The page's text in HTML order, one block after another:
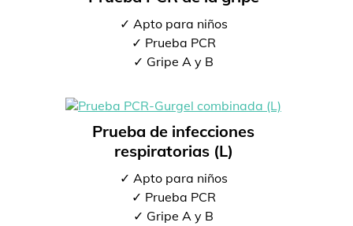
✓ Apto para niños
✓ Prueba PCR
✓ Gripe A y B
Prueba de infecciones
respiratorias (L)
✓ Apto para niños
✓ Prueba PCR
✓ Gripe A y B